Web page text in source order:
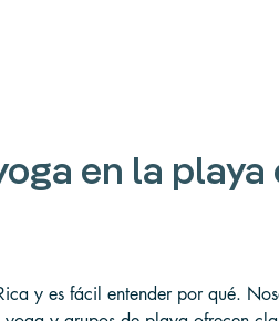
en la
y es fácil entender por qué.